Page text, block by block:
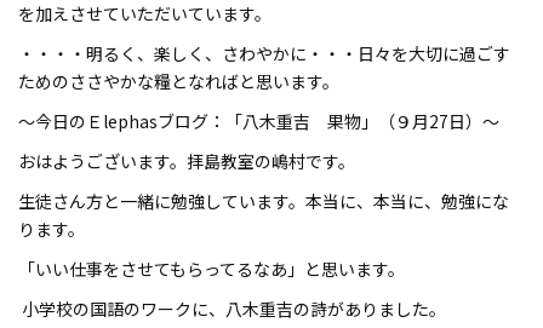
を加えさせていただいています。
・・・・明るく、楽しく、さわやかに・・・日々を大切に過ごす
ためのささやかな糧となればと思います。
～今日のＥlephasブログ：「八木重吉 果物」（９月27日）～
おはようございます。拝島教室の嶋村です。
生徒さん方と一緒に勉強しています。本当に、本当に、勉強にな
ります。
「いい仕事をさせてもらってるなあ」と思います。
小学校の国語のワークに、八木重吉の詩がありました。